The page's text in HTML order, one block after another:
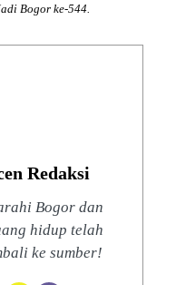
Bogor ke-544.
Redaksi
Bogor dan
hidup telah
ke sumber!